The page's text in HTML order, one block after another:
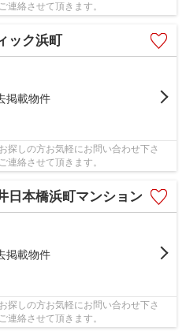
連絡させて頂きます。
ック浜町
掲載物件
探しの方お気軽にお問い合わせ下さ
連絡させて頂きます。
日本橋浜町マンション
掲載物件
探しの方お気軽にお問い合わせ下さ
連絡させて頂きます。